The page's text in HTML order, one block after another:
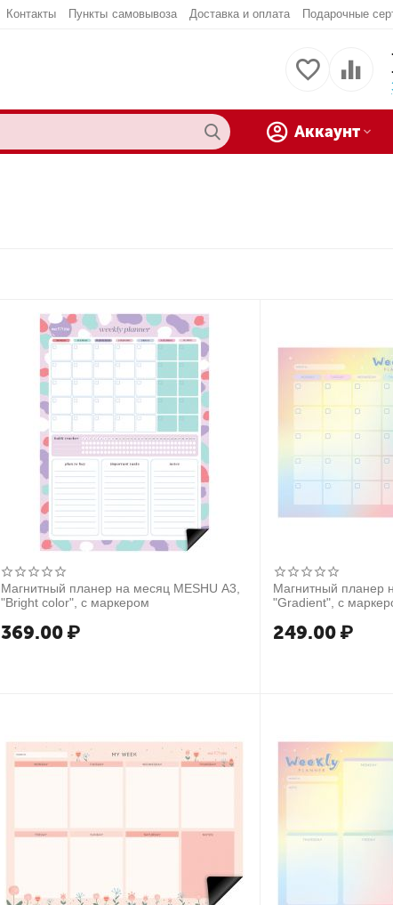
Контакты Пункты самовывоза Доставка и оплата Подарочные
Аккаунт
Магнитный планер на месяц MESHU А3,
"Bright color", с маркером
369.00 ₽
Магнитный планер
"Gradient", с
249.00 ₽